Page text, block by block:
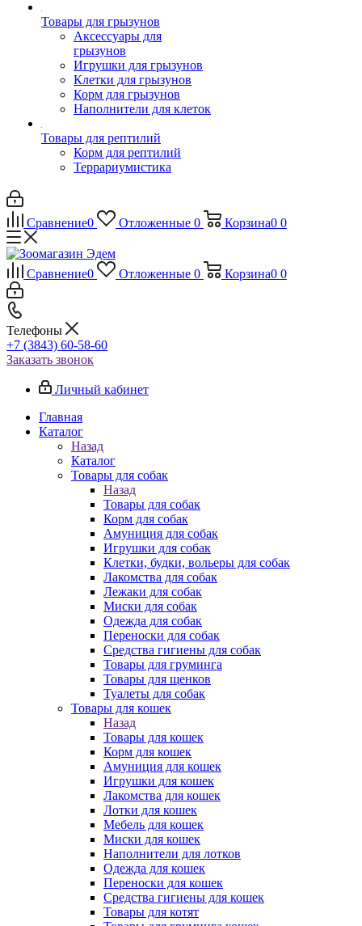
Товары для грызунов
Аксессуары для
грызунов
Игрушки для грызунов
Клетки для грызунов
Корм для грызунов
Наполнители для клеток
Товары для рептилий
Корм для рептилий
Террариумистика
Сравнение0 Отложенные 0 Корзина0 0
Сравнение0 Отложенные 0 Корзина0 0
Телефоны
+7 (3843) 60-58-60
Заказать звонок
Личный кабинет
Главная
Каталог
Назад
Каталог
Товары для собак
Назад
Товары для собак
Корм для собак
Амуниция для собак
Игрушки для собак
Клетки, будки, вольеры для собак
Лакомства для собак
Лежаки для собак
Миски для собак
Одежда для собак
Переноски для собак
Средства гигиены для собак
Товары для груминга
Товары для щенков
Туалеты для собак
Товары для кошек
Назад
Товары для кошек
Корм для кошек
Амуниция для кошек
Игрушки для кошек
Лакомства для кошек
Лотки для кошек
Мебель для кошек
Миски для кошек
Наполнители для лотков
Одежда для кошек
Переноски для кошек
Средства гигиены для кошек
Товары для котят